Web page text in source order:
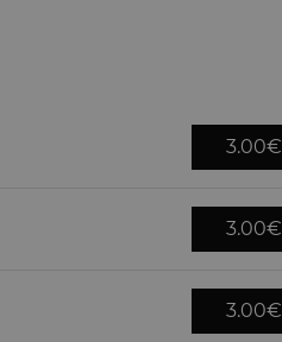
3.00€
3.00€
3.00€